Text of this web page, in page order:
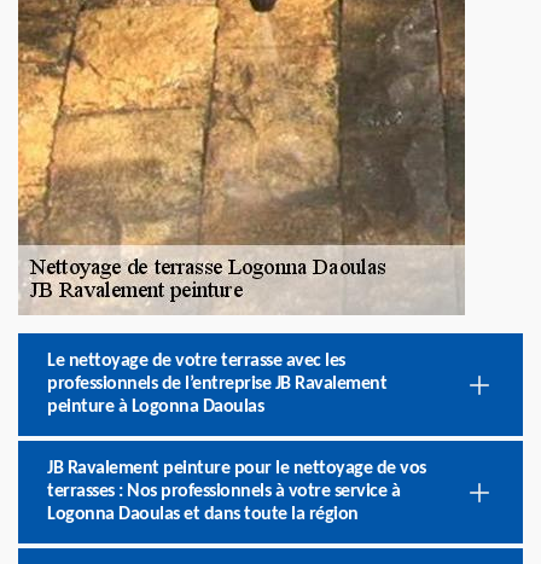
Le nettoyage de votre terrasse avec les
professionnels de l’entreprise JB Ravalement
peinture à Logonna Daoulas
JB Ravalement peinture pour le nettoyage de vos
terrasses : Nos professionnels à votre service à
Logonna Daoulas et dans toute la région